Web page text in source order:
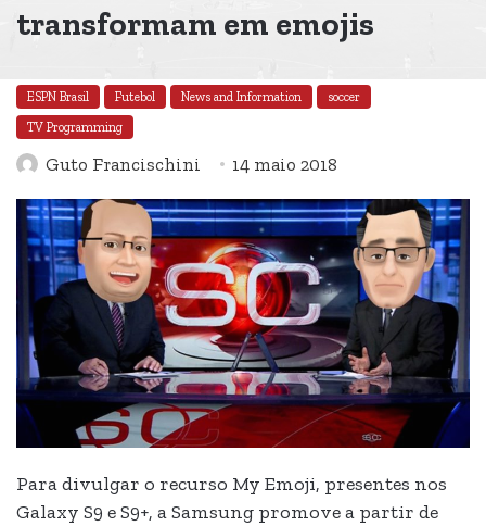
transformam em emojis
ESPN Brasil Futebol News and Information
soccer
TV Programming
Guto Francischini 14 maio 2018
Para divulgar o recurso My Emoji, presentes nos
Galaxy S9 e S9+, a Samsung promove a partir de